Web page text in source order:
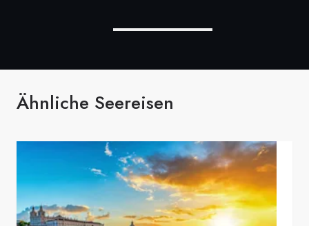
Ähnliche Seereisen